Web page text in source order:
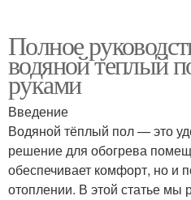
Полное
водяной теплый
руками
Введение
Водяной тёплый пол — это
решение для обогрева
обеспечивает комфорт, но и
отоплении. В этой статье мы